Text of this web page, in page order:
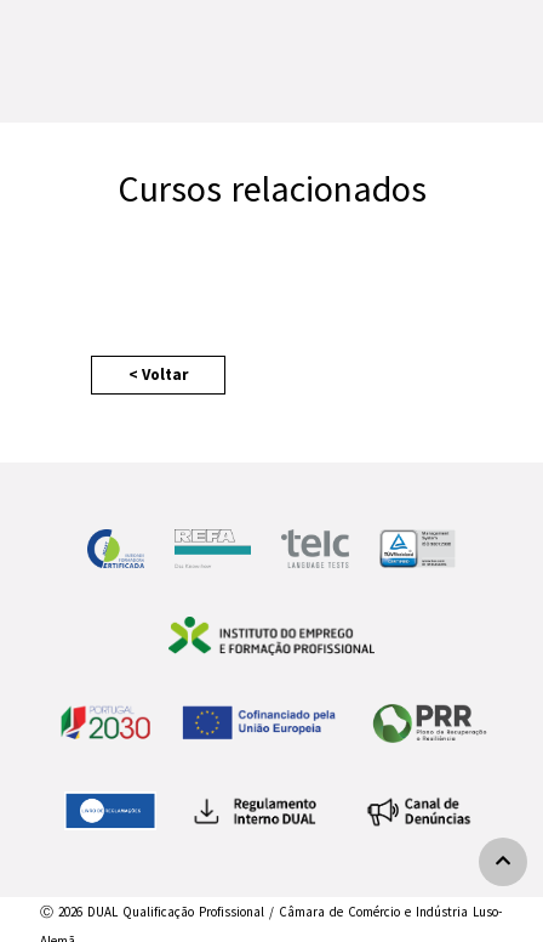
Cursos relacionados
< Voltar
Ⓒ 2026 DUAL Qualificação Profissional / Câmara de Comércio e Indústria Luso-